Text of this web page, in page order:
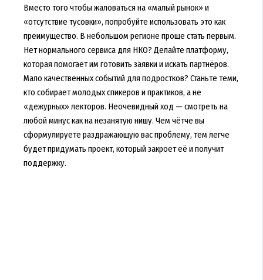
Вместо того чтобы жаловаться на «малый рынок» и
«отсутствие тусовки», попробуйте использовать это как
преимущество. В небольшом регионе проще стать первым.
Нет нормального сервиса для НКО? Делайте платформу,
которая помогает им готовить заявки и искать партнёров.
Мало качественных событий для подростков? Станьте теми,
кто собирает молодых спикеров и практиков, а не
«дежурных» лекторов. Неочевидный ход — смотреть на
любой минус как на незанятую нишу. Чем чётче вы
сформулируете раздражающую вас проблему, тем легче
будет придумать проект, который закроет её и получит
поддержку.